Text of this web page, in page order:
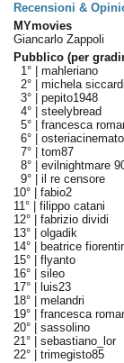
Recensioni &
MYmovies
Giancarlo Zappoli
Pubblico (per
1° | mahleriano
2° | michela siccardi
3° | pepito1948
4° | steelybread
5° | francesca
6° |
7° | tom87
8° | evilnightmare
9° | il re censore
10° | fabio2
11° | filippo catani
12° | fabrizio dividi
13° | olgadik
14° |
beatrice
15° | flyanto
16° | sileo
17° |
luis23
18° | melandri
19° | francesca
20° | sassolino
21° | sebastiano_lor
22° | trimegisto85